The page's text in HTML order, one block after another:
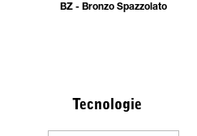
BZ - Bronzo Spazzolato
Tecnologie